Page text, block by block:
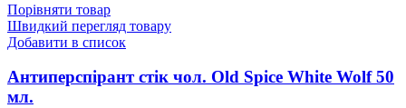
Порівняти товар
Швидкий перегляд товару
Добавити в список
Антиперспірант стік чол. Old Spice White Wolf 50
мл.